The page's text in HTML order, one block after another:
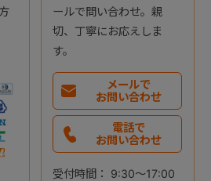
ールで問い合わせ。親
切、丁寧にお応えしま
す。
メールで
お問い合わせ
電話で
お問い合わせ
受付時間： 9:30～17:00